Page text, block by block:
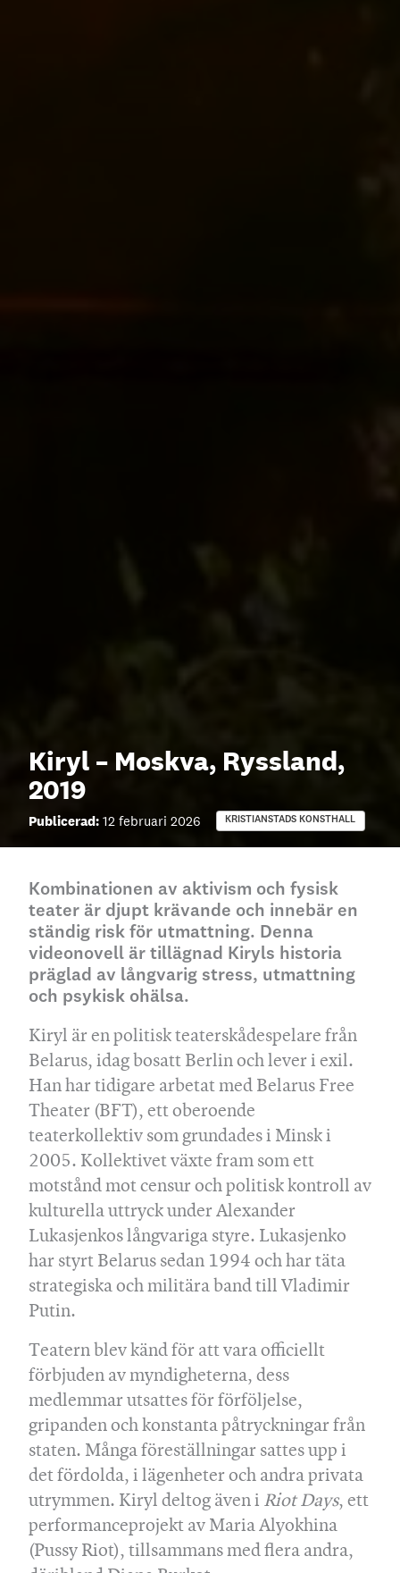
Kiryl – Moskva, Ryssland,
2019
Publicerad: 12 februari 2026 KRISTIANSTADS KONSTHALL
Kombinationen av aktivism och fysisk
teater är djupt krävande och innebär en
ständig risk för utmattning. Denna
videonovell är tillägnad Kiryls historia
präglad av långvarig stress, utmattning
och psykisk ohälsa.
Kiryl är en politisk teaterskådespelare från
Belarus, idag bosatt Berlin och lever i exil.
Han har tidigare arbetat med Belarus Free
Theater (BFT), ett oberoende
teaterkollektiv som grundades i Minsk i
2005. Kollektivet växte fram som ett
motstånd mot censur och politisk kontroll av
kulturella uttryck under Alexander
Lukasjenkos långvariga styre. Lukasjenko
har styrt Belarus sedan 1994 och har täta
strategiska och militära band till Vladimir
Putin.
Teatern blev känd för att vara officiellt
förbjuden av myndigheterna, dess
medlemmar utsattes för förföljelse,
gripanden och konstanta påtryckningar från
staten. Många föreställningar sattes upp i
det fördolda, i lägenheter och andra privata
utrymmen. Kiryl deltog även i Riot Days, ett
performanceprojekt av Maria Alyokhina
(Pussy Riot), tillsammans med flera andra,